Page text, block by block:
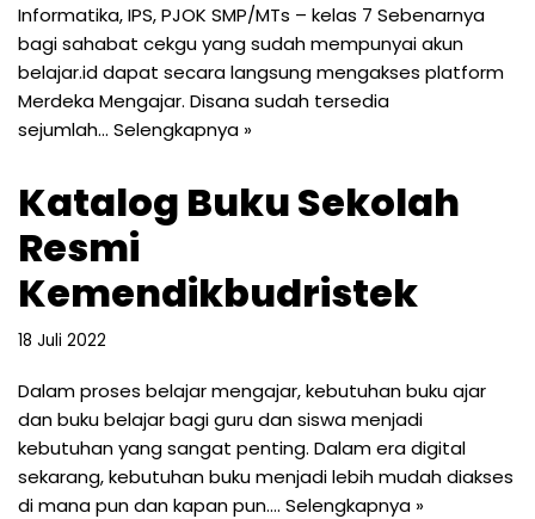
Informatika, IPS, PJOK SMP/MTs – kelas 7 Sebenarnya
bagi sahabat cekgu yang sudah mempunyai akun
belajar.id dapat secara langsung mengakses platform
Merdeka Mengajar. Disana sudah tersedia
sejumlah… Selengkapnya »
Katalog Buku Sekolah
Resmi
Kemendikbudristek
18 Juli 2022
Dalam proses belajar mengajar, kebutuhan buku ajar
dan buku belajar bagi guru dan siswa menjadi
kebutuhan yang sangat penting. Dalam era digital
sekarang, kebutuhan buku menjadi lebih mudah diakses
di mana pun dan kapan pun.… Selengkapnya »